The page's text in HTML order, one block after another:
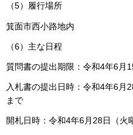
（5）履行場所
箕面市西小路地内
（6）主な日程
質問書の提出期限：令和4年6月
入札書の提出日時：令和4年6月
まで
開札日時：令和4年6月28日（火